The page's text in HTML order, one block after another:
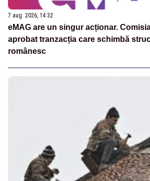
7 aug. 2026, 14:32
eMAG are un singur acționar.
aprobat tranzacția care schimbă
românesc